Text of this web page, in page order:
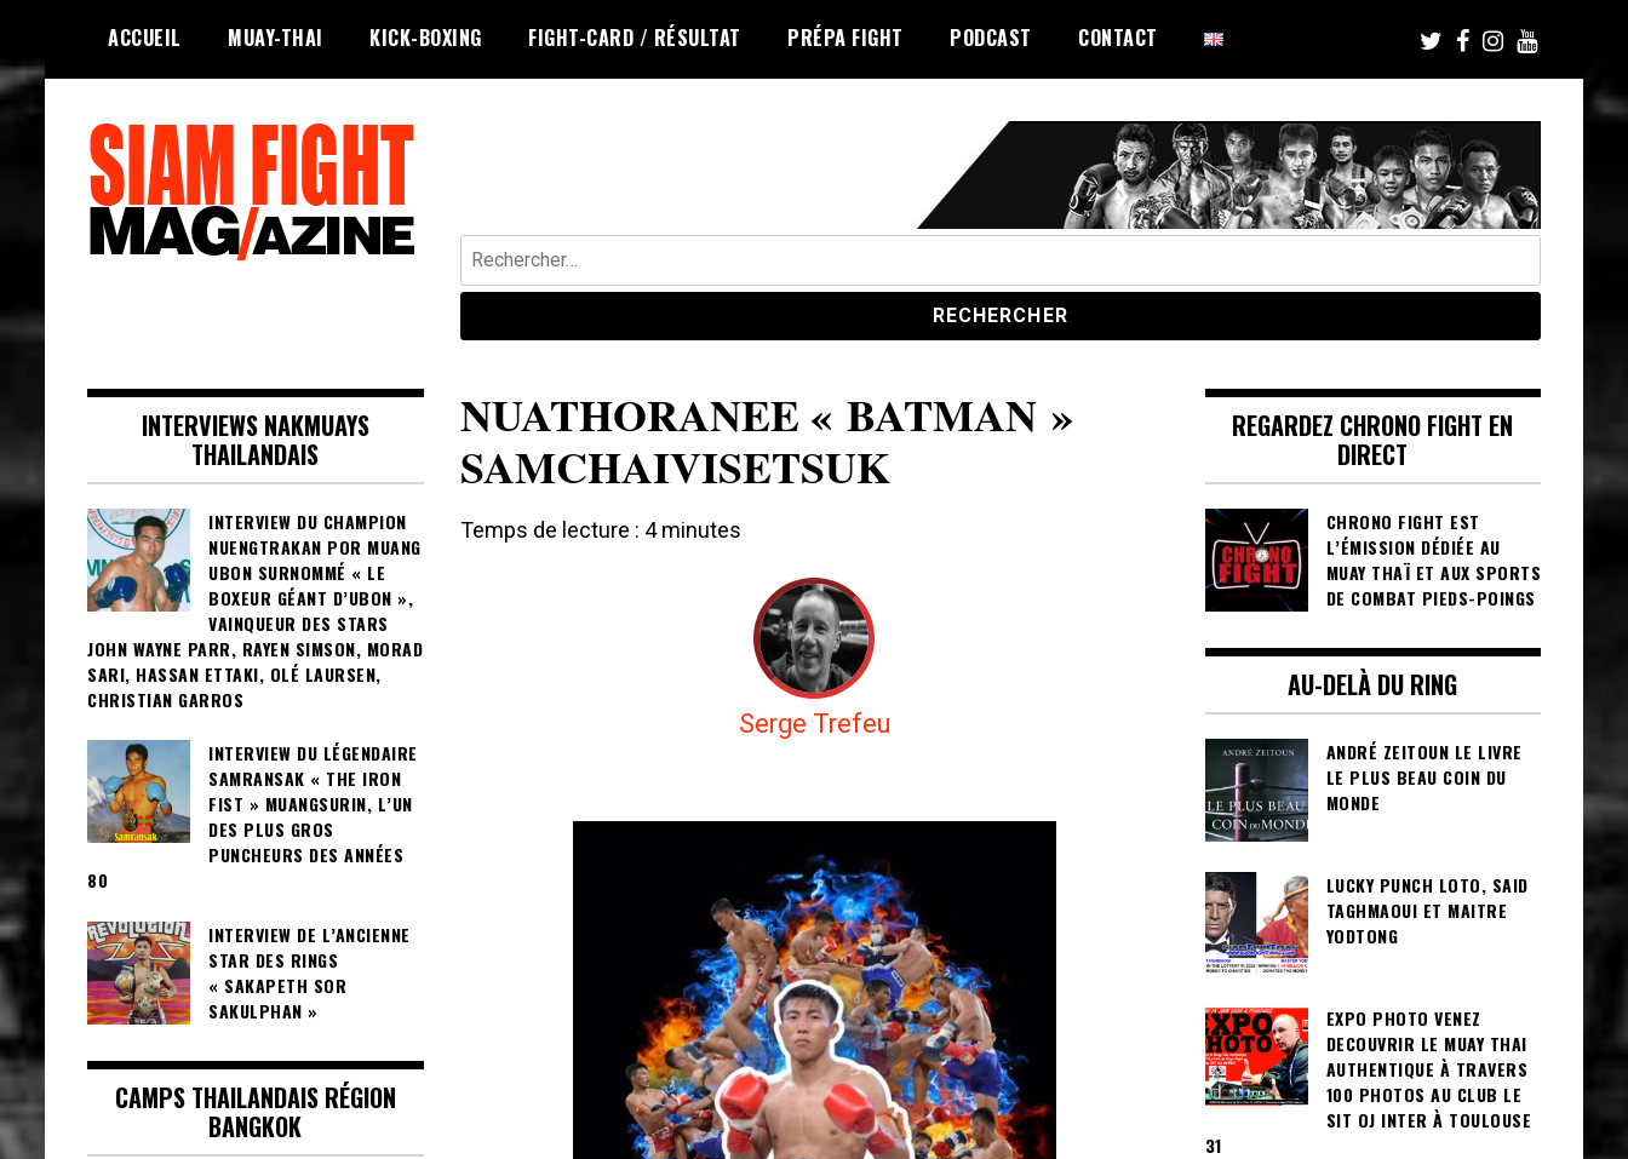
content
ACCUEIL MUAY-THAI KICK-BOXING FIGHT-CARD / RÉSULTAT PRÉPA FIGHT PODCAST CONTACT
Rechercher :
NUATHORANEE « BATMAN »
SAMCHAIVISETSUK
Temps de lecture : 4 minutes
Serge Trefeu
INTERVIEWS NAKMUAYS
THAILANDAIS
INTERVIEW DU CHAMPION
NUENGTRAKAN POR MUANG
UBON SURNOMMÉ « LE
BOXEUR GÉANT D’UBON »,
VAINQUEUR DES STARS
JOHN WAYNE PARR, RAYEN SIMSON, MORAD
SARI, HASSAN ETTAKI, OLÉ LAURSEN,
CHRISTIAN GARROS
INTERVIEW DU LÉGENDAIRE
SAMRANSAK « THE IRON
FIST » MUANGSURIN, L’UN
DES PLUS GROS
PUNCHEURS DES ANNÉES
80
INTERVIEW DE L’ANCIENNE
STAR DES RINGS
« SAKAPETH SOR
SAKULPHAN »
CAMPS THAILANDAIS RÉGION
BANGKOK
REGARDEZ CHRONO FIGHT EN
DIRECT
CHRONO FIGHT EST
L’ÉMISSION DÉDIÉE AU
MUAY THAÏ ET AUX SPORTS
DE COMBAT PIEDS-POINGS
AU-DELÀ DU RING
ANDRÉ ZEITOUN LE LIVRE
LE PLUS BEAU COIN DU
MONDE
LUCKY PUNCH LOTO, SAID
TAGHMAOUI ET MAITRE
YODTONG
EXPO PHOTO VENEZ
DECOUVRIR LE MUAY THAI
AUTHENTIQUE À TRAVERS
100 PHOTOS AU CLUB LE
SIT OJ INTER À TOULOUSE
31